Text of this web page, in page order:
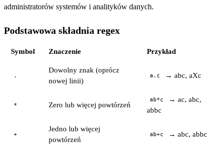
administratorów systemów i analityków danych.
Podstawowa składnia regex
Symbol Znaczenie Przykład
.
Dowolny znak (oprócz
nowej linii)
a.c → abc, aXc
* Zero lub więcej powtórzeń
ab*c
→ ac, abc,
abbc
+
Jedno lub więcej
powtórzeń
ab+c → abc, abbc